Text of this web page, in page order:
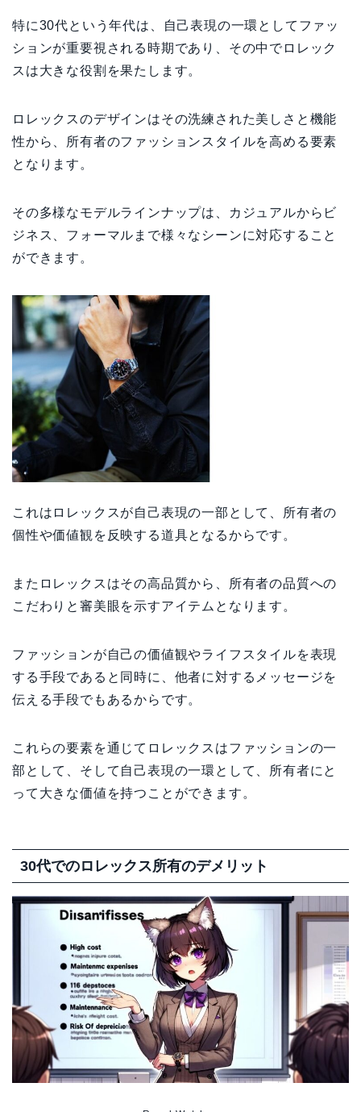
特に30代という年代は、自己表現の一環としてファッ
ションが重要視される時期であり、その中でロレック
スは大きな役割を果たします。
ロレックスのデザインはその洗練された美しさと機能
性から、所有者のファッションスタイルを高める要素
となります。
その多様なモデルラインナップは、カジュアルからビ
ジネス、フォーマルまで様々なシーンに対応すること
ができます。
これはロレックスが自己表現の一部として、所有者の
個性や価値観を反映する道具となるからです。
またロレックスはその高品質から、所有者の品質への
こだわりと審美眼を示すアイテムとなります。
ファッションが自己の価値観やライフスタイルを表現
する手段であると同時に、他者に対するメッセージを
伝える手段でもあるからです。
これらの要素を通じてロレックスはファッションの一
部として、そして自己表現の一環として、所有者にと
って大きな価値を持つことができます。
30代でのロレックス所有のデメリット